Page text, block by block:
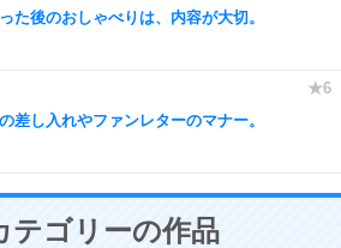
た後のおしゃべりは、内容が大切。
差し入れやファンレターのマナー。
テゴリーの作品